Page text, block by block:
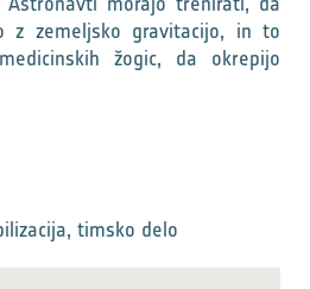
z zemeljsko gravitacijo, in to
žogic, da okrepijo
timsko delo